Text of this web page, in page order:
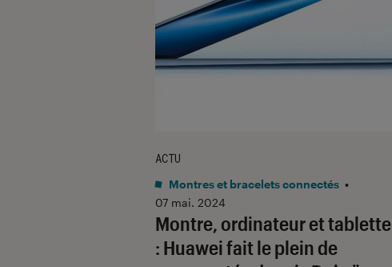
Montre, ordinateur et tablette
: Huawei fait le plein de
ACTU
Montres et bracelets connectés •
07 mai. 2024